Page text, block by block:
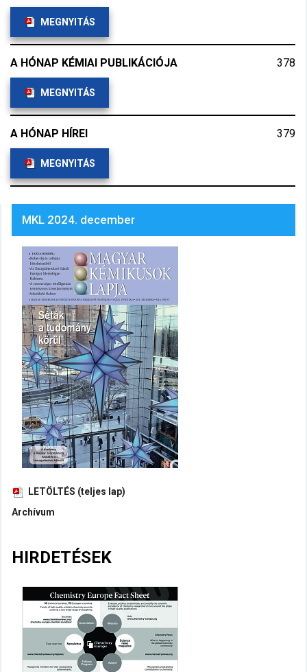
MEGNYITÁS
A HÓNAP KÉMIAI PUBLIKÁCIÓJA 378
MEGNYITÁS
A HÓNAP HÍREI 379
MEGNYITÁS
MKL 2024. december
LETÖLTÉS (teljes lap)
Archívum
HIRDETÉSEK